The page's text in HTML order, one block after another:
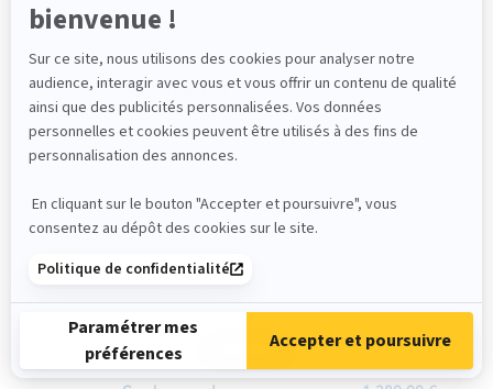
Session de juin 2027
995,00
Sonothérapie
Pré-requis : Baccalauréat ou équivalent.
Aucun pré-requis n'est nécessaire en
Session d'octobre 2026
Session d'octobre 2027
Valider